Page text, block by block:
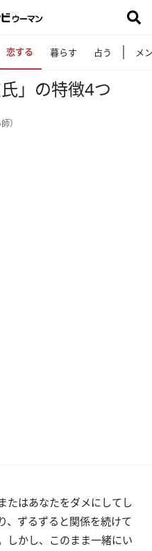
恋する 暮らす 占う メ
」の特徴4つ
）
たはあなたをダメにしてし
、ずるずると関係を続けて
しかし、このまま一緒にい